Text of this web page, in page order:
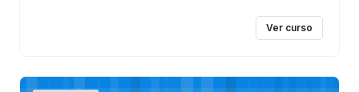
Ver curso